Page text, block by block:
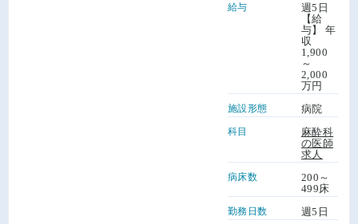
給与
週5日
【給
与】 年
収
1,900
～
2,000
万円
施設形態 病院
科目
麻酔科
の医師
求人
病床数
200～
499床
勤務日数 週5日